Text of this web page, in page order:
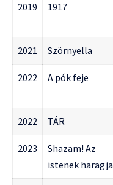
2019 1917
2021 Szörnyella
2022 A pók feje
2022 TÁR
2023
Shazam! Az
istenek haragja